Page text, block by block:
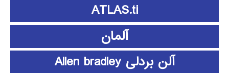
ATLAS.ti
آلمان
آلن بردلی Allen bradley